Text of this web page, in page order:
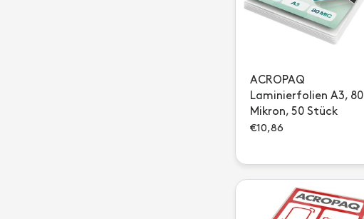
ACROPAQ
Laminierfolien A3, 80
Mikron, 50 Stück
€10,86